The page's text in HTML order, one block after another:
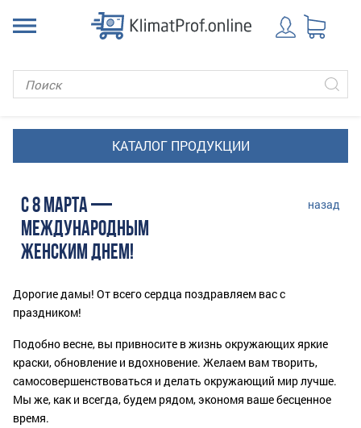
С 8 МАРТА —
МЕЖДУНАРОДНЫМ
ЖЕНСКИМ ДНЕМ!
назад
Дорогие дамы! От всего сердца поздравляем вас с
праздником!
Подобно весне, вы привносите в жизнь окружающих яркие
краски, обновление и вдохновение. Желаем вам творить,
самосовершенствоваться и делать окружающий мир лучше.
Мы же, как и всегда, будем рядом, экономя ваше бесценное
время.